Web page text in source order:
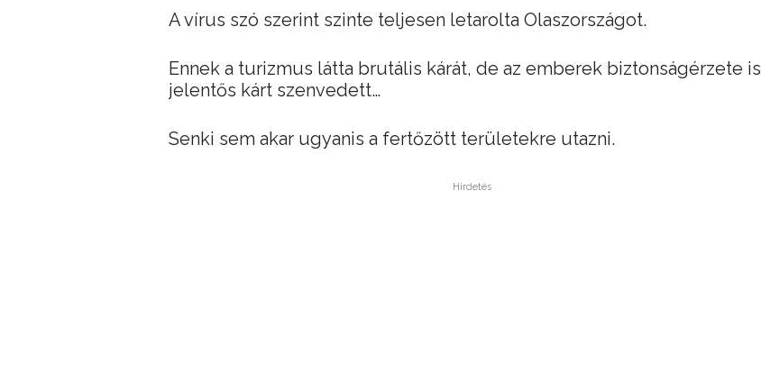
A vírus szó szerint szinte teljesen letarolta Olaszországot.
Ennek a turizmus látta brutális kárát, de az emberek biztonságérzete is
jelentős kárt szenvedett…
Senki sem akar ugyanis a fertőzött területekre utazni.
Hirdetés